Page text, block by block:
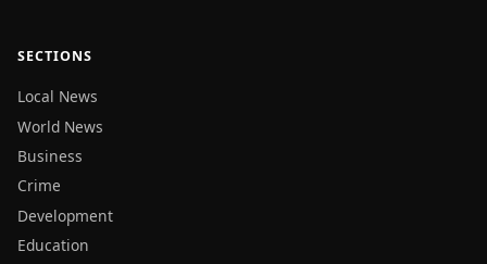
SECTIONS
Local News
World News
Business
Crime
Development
Education